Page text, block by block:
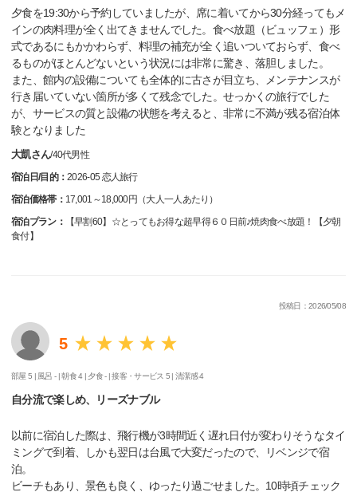
夕食を19:30から予約していましたが、席に着いてから30分経ってもメ
インの肉料理が全く出てきませんでした。食べ放題（ビュッフェ）形
式であるにもかかわらず、料理の補充が全く追いついておらず、食べ
るものがほとんどないという状況には非常に驚き、落胆しました。
また、館内の設備についても全体的に古さが目立ち、メンテナンスが
行き届いていない箇所が多くて残念でした。せっかくの旅行でした
が、サービスの質と設備の状態を考えると、非常に不満が残る宿泊体
験となりました
大凱さん/40代男性
宿泊日/目的：2026-05 恋人旅行
宿泊価格帯： 17,001～18,000円（大人一人あたり）
宿泊プラン：
【早割60】☆とってもお得な超早得６０日前♪焼肉食べ放題！【夕朝
食付】
投稿日：2026/05/08
5
部屋 5 | 風呂 - |朝食 4 | 夕食 - |接客・サービス 5 |清潔感 4
自分流で楽しめ、リーズナブル
以前に宿泊した際は、飛行機が3時間近く遅れ日付が変わりそうなタイ
ミングで到着、しかも翌日は台風で大変だったので、リベンジで宿
泊。
ビーチもあり、景色も良く、ゆったり過ごせました。10時頃チェック